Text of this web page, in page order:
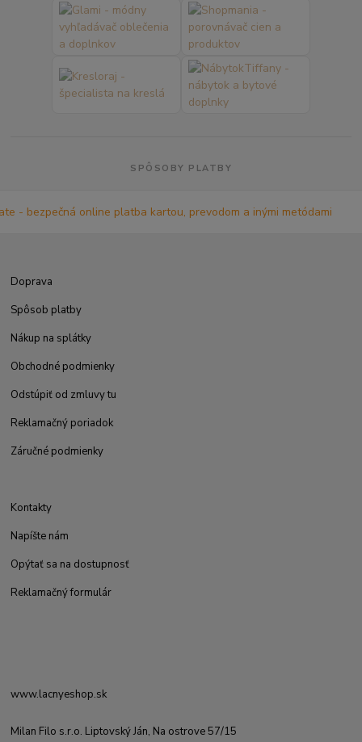
SPÔSOBY PLATBY
Doprava
Spôsob platby
Nákup na splátky
Obchodné podmienky
Odstúpiť od zmluvy tu
Reklamačný poriadok
Záručné podmienky
Kontakty
Napíšte nám
Opýtať sa na dostupnosť
Reklamačný formulár
www.lacnyeshop.sk
Milan Filo s.r.o. Liptovský Ján, Na ostrove 57/15